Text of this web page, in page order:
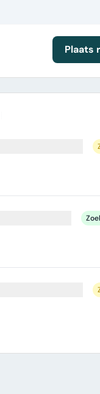
Plaats